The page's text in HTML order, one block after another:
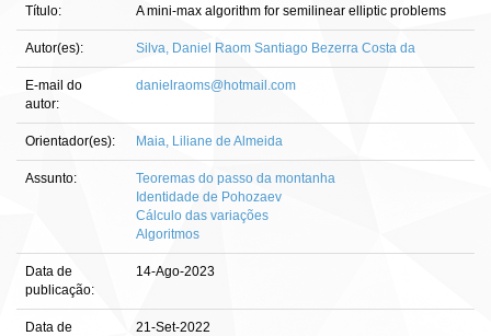
Título: A mini-max algorithm for semilinear elliptic problems
Autor(es): Silva, Daniel Raom Santiago Bezerra Costa da
E-mail do
autor:
danielraoms@hotmail.com
Orientador(es): Maia, Liliane de Almeida
Assunto:
Teoremas do passo da montanha
Identidade de Pohozaev
Cálculo das variações
Algoritmos
Data de
publicação:
14-Ago-2023
Data de
21-Set-2022